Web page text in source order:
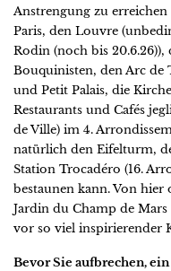
Anstrengung zu
Paris, den Louvre
Rodin (noch bis
Bouquinisten, den Arc de
und Petit Palais, die
Restaurants und Cafés
de Ville) im 4.
natürlich den Eifelturm,
Station Trocadéro (16.
bestaunen kann. Von hier
Jardin du Champ de
vor so viel inspirierender
Bevor Sie aufbrechen,